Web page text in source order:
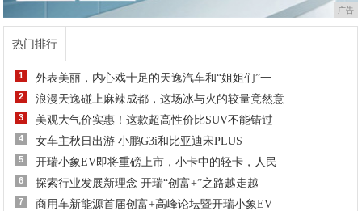
广告
热门排行
1 外表美丽，内心戏十足的天逸汽车和“姐姐们”一
2 浪漫天逸碰上麻辣成都，这场冰与火的较量竟然意
3 美观大气价实惠！这款超高性价比SUV不能错过
4 女车主秋日出游 小鹏G3i和比亚迪宋PLUS
5 开瑞小象EV即将重磅上市，小卡中的轻卡，人民
6 探索行业发展新理念 开瑞“创富+”之路越走越
7 商用车新能源首届创富+高峰论坛暨开瑞小象EV